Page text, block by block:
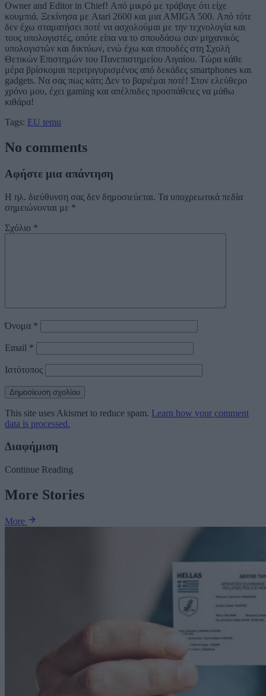
Owner and Editor in Chief! Από μικρό με τράβαγε ότι είχε
κουμπιά. Ξεκίνησα με Atari 2600 και μια AMIGA 500. Από τότε
δεν έχω σταματήσει ποτέ να ασχολούμαι με την τεχνολογία και
τους υπολογιστές, οπότε είπα να το σπουδάσω σαν μηχανικός
υπολογιστών και δικτύων, ενώ έχω και σπουδές στη Σχολή
Θετικών Επιστημών του Πανεπιστημείου Αιγαίου. Τώρα κάθε
μέρα βρίσκομαι περιτριγυρισμένος από δεκάδες smartphones και
gadgets. Να σας πως κάτι; Δεν το βαριέμαι ποτέ! Στον ελεύθερο
χρόνο μου, έχει gaming και απέλπιδες προσπάθειες να μάθω
κιθάρα!
Tags: EU temu
No comments
Αφήστε μια απάντηση
Η ηλ. διεύθυνση σας δεν δημοσιεύεται. Τα υποχρεωτικά πεδία
σημειώνονται με *
Σχόλιο *
Όνομα *
Email *
Ιστότοπος
This site uses Akismet to reduce spam. Learn how your comment
data is processed.
Διαφήμιση
Continue Reading
More Stories
More